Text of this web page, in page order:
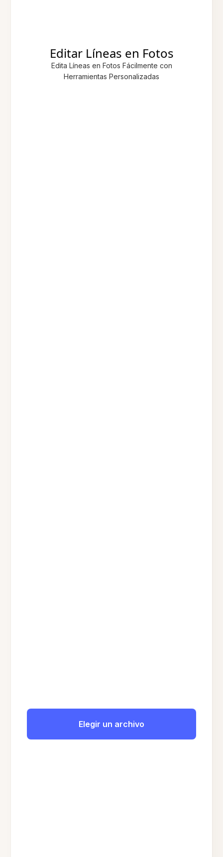
Editar Líneas en Fotos
Edita Líneas en Fotos Fácilmente con
Herramientas Personalizadas
Elegir un archivo